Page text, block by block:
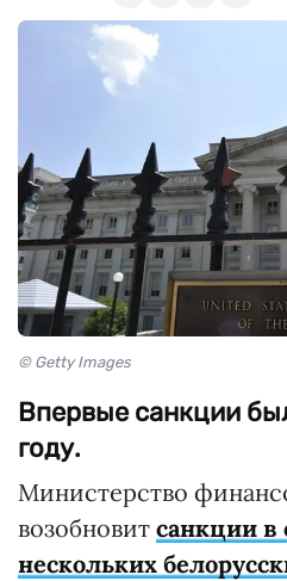
© Getty Images
Впервые санкции
году.
Министерство
возобновит санкции
нескольких